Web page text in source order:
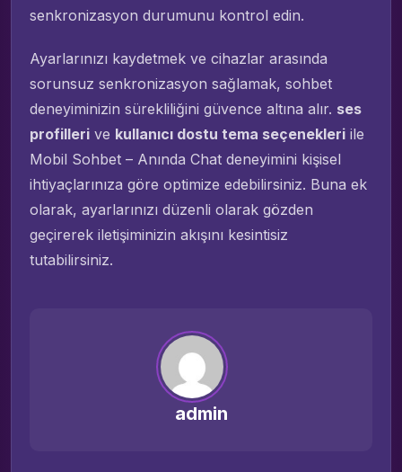
senkronizasyon durumunu kontrol edin.
Ayarlarınızı kaydetmek ve cihazlar arasında
sorunsuz senkronizasyon sağlamak, sohbet
deneyiminizin sürekliliğini güvence altına alır. ses
profilleri ve kullanıcı dostu tema seçenekleri ile
Mobil Sohbet – Anında Chat deneyimini kişisel
ihtiyaçlarınıza göre optimize edebilirsiniz. Buna ek
olarak, ayarlarınızı düzenli olarak gözden
geçirerek iletişiminizin akışını kesintisiz
tutabilirsiniz.
admin